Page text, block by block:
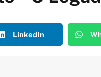
LinkedIn